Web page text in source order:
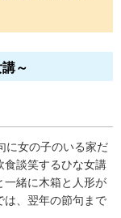
～
に女の子のいる家だ
食談笑するひな女講
一緒に木箱と人形が
は、翌年の節句まで